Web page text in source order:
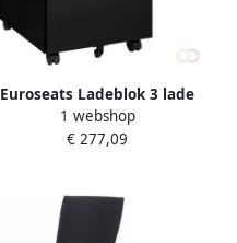
Euroseats Ladeblok 3 lade
(2 1) 50x39x60cm op
wieltjes zwart
1 webshop
€ 277,09